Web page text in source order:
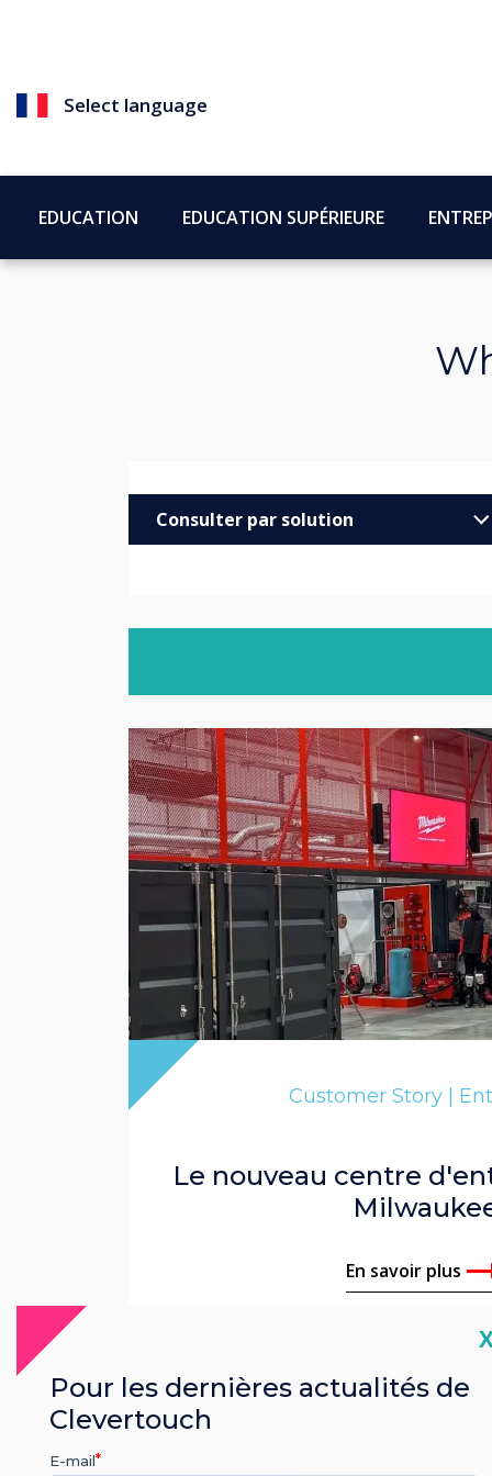
Select language
EDUCATION EDUCATION SUPÉRIEURE
Consulter par solution
Éducation
Santé
Commerce
Trade
MOD/Government
Customer Story |
Le nouveau centre
En savoir plus
Pour les dernières actualités de
Clevertouch
E-mail